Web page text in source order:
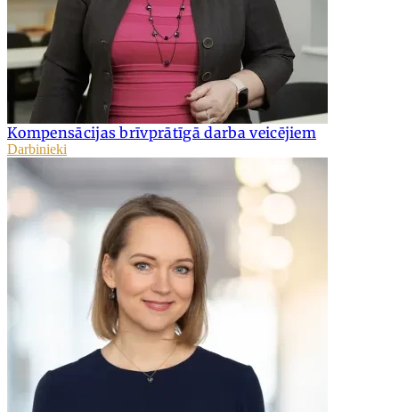
Kompensācijas brīvprātīgā darba veicējiem
Darbinieki